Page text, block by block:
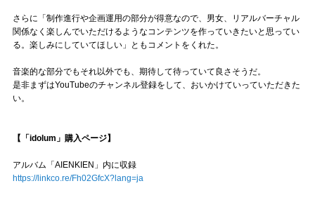
さらに「制作進行や企画運用の部分が得意なので、男女、リアルバーチャル
関係なく楽しんでいただけるようなコンテンツを作っていきたいと思ってい
る。楽しみにしていてほしい」ともコメントをくれた。
音楽的な部分でもそれ以外でも、期待して待っていて良さそうだ。
是非まずはYouTubeのチャンネル登録をして、おいかけていっていただきた
い。
【「idolum」購入ページ】
アルバム「AIENKIEN」内に収録
https://linkco.re/Fh02GfcX?lang=ja